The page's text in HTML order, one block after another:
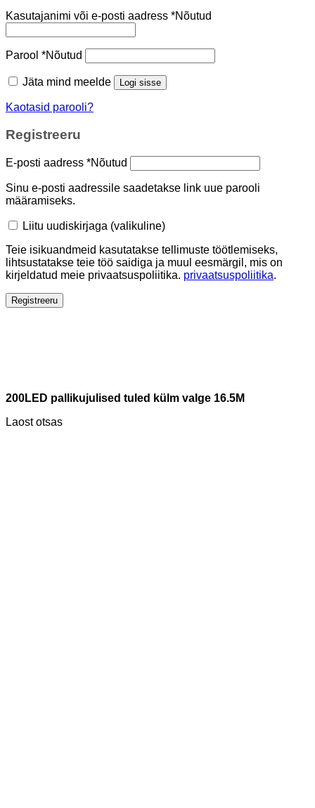
Kasutajanimi või e-posti aadress *Nõutud
Parool *Nõutud
Jäta mind meelde Logi sisse
Kaotasid parooli?
Registreeru
E-posti aadress *Nõutud
Sinu e-posti aadressile saadetakse link uue parooli
määramiseks.
Liitu uudiskirjaga (valikuline)
Teie isikuandmeid kasutatakse tellimuste töötlemiseks,
lihtsustatakse teie töö saidiga ja muul eesmärgil, mis on
kirjeldatud meie privaatsuspoliitika. privaatsuspoliitika.
Registreeru
200LED pallikujulised tuled külm valge 16.5M
Laost otsas